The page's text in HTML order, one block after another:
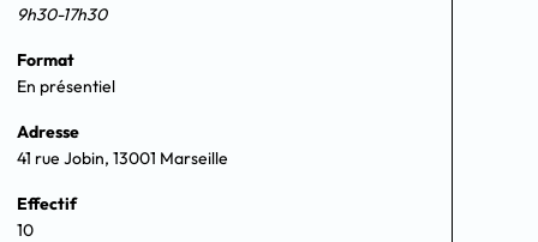
9h30-17h30
Format
En présentiel
Adresse
41 rue Jobin, 13001 Marseille
Effectif
10